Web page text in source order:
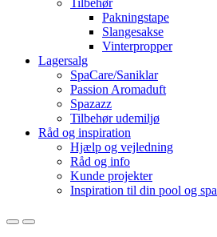
Tilbehør
Pakningstape
Slangesakse
Vinterpropper
Lagersalg
SpaCare/Saniklar
Passion Aromaduft
Spazazz
Tilbehør udemiljø
Råd og inspiration
Hjælp og vejledning
Råd og info
Kunde projekter
Inspiration til din pool og spa
OpenClose